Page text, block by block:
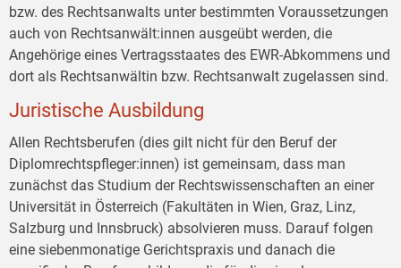
bzw. des Rechtsanwalts unter bestimmten Voraussetzungen
auch von Rechtsanwält:innen ausgeübt werden, die
Angehörige eines Vertragsstaates des EWR-Abkommens und
dort als Rechtsanwältin bzw. Rechtsanwalt zugelassen sind.
Juristische Ausbildung
Allen Rechtsberufen (dies gilt nicht für den Beruf der
Diplomrechtspfleger:innen) ist gemeinsam, dass man
zunächst das Studium der Rechtswissenschaften an einer
Universität in Österreich (Fakultäten in Wien, Graz, Linz,
Salzburg und Innsbruck) absolvieren muss. Darauf folgen
eine siebenmonatige Gerichtspraxis und danach die